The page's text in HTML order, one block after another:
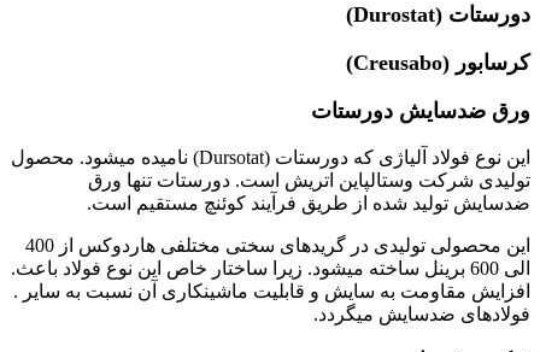
دورستات (Durostat)
کرسابور (Creusabo)
ورق ضدسایش دورستات
این نوع فولاد آلیاژی که دورستات (Dursotat) نامیده میشود. محصول
تولیدی شرکت وستالپاین اتریش است. دورستات تنها ورق
ضدسایش تولید شده از طریق فرآیند کوئنچ مستقیم است.
این محصولی تولیدی در گریدهای سختی مختلفی هاردوکس از 400
الی 600 برینل ساخته میشود. زیرا ساختار خاص این نوع فولاد باعث.
افزایش مقاومت به سایش و قابلیت ماشینکاری آن نسبت به سایر .
فولادهای ضدسایش میگردد.